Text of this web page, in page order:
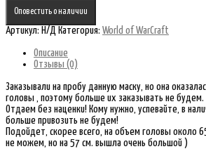
Оповестить о наличии
Артикул: Н/Д Категория: World of WarCraft
Описание
Отзывы (0)
Заказывали на пробу данную маску, но она
головы , поэтому больше их заказывать не будем.
Отдаем без наценки! Кому нужно, успевайте, в
больше привозить не будем!
Подойдет, скорее всего, на объем головы около
не можем, но на 57 см. вышла очень большой )